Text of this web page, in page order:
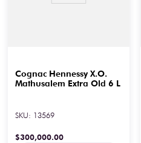
Cognac Hennessy X.O.
Mathusalem Extra Old 6 L
SKU: 13569
$300,000.00